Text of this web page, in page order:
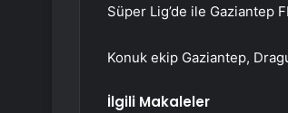
Süper Lig’de ile Gaziantep
Konuk ekip Gaziantep,
İlgili Makaleler